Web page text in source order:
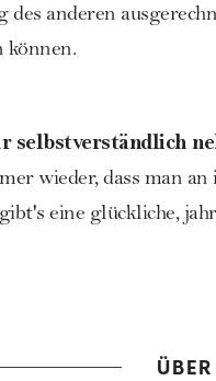
des anderen
können.
selbstverständlich
wieder, dass man
eine glückliche,